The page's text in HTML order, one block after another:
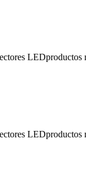
LEDproductos
LEDproductos